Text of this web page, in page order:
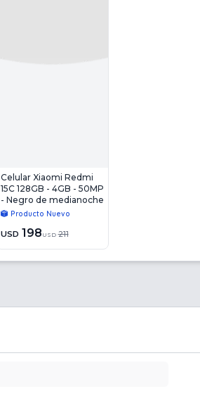
Celular Xiaomi Redmi
15C 128GB - 4GB - 50MP
- Negro de medianoche
Producto Nuevo
USD 198 USD 211